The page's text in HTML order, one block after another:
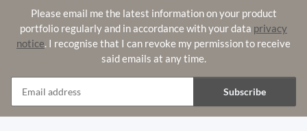
Please email me the latest information on your product
portfolio regularly and in accordance with your data privacy
notice. I recognise that I can revoke my permission to receive
said emails at any time.
Subscribe